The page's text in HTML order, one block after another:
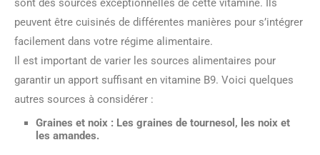
peuvent être cuisinés de différentes manières pour s’intégrer
facilement dans votre régime alimentaire.
Il est important de varier les sources alimentaires pour
garantir un apport suffisant en vitamine B9. Voici quelques
autres sources à considérer :
Graines et noix : Les graines de tournesol, les noix et
les amandes.